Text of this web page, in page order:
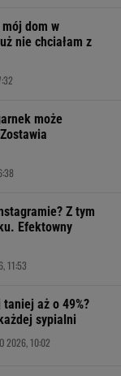
dom w
nie chciałam z
może
Z tym
Efektowny
11:53
aż o 49%?
sypialni
2026, 10:02